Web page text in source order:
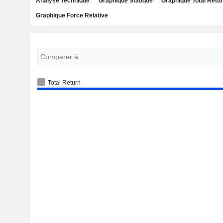
Graphique Force Relative
Total Return